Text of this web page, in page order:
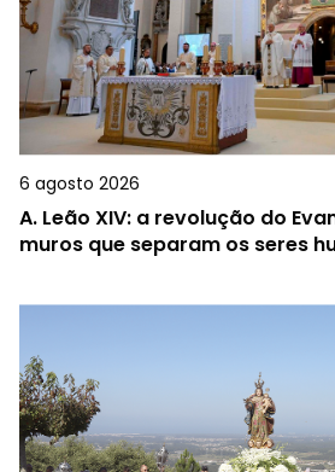
6 agosto 2026
A. Leão XIV: a revolução do
muros que separam os seres